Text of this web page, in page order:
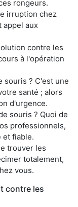
rongeurs.
irruption chez
appel aux
contre les
à l'opération
souris ? C'est une
santé ; alors
d'urgence.
souris ? Quoi de
professionnels,
et fiable.
trouver les
totalement,
vous.
contre les